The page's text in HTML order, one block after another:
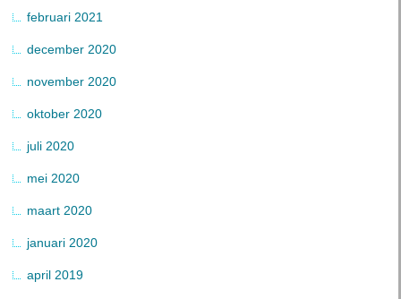
februari 2021
december 2020
november 2020
oktober 2020
juli 2020
mei 2020
maart 2020
januari 2020
april 2019